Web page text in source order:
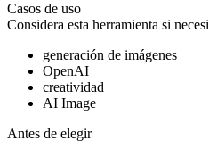
Casos de uso
Considera esta herramienta si
generación de imágenes
OpenAI
creatividad
AI Image
Antes de elegir